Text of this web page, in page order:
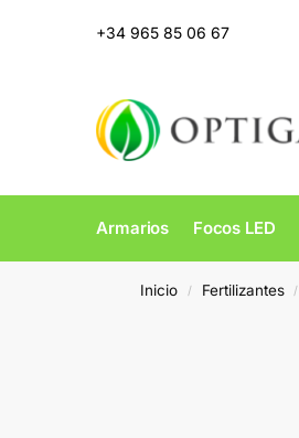
+34 965 85 06 67
Armarios Focos LED
Inicio / Fertilizantes /